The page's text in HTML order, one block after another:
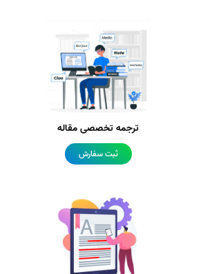
ترجمه تخصصی مقاله
ثبت سفارش